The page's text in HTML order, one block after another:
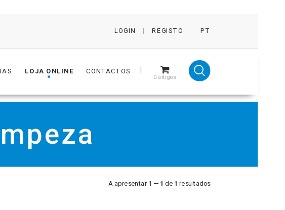
LOGIN | REGISTO PT
0 artigos
LOJA ONLINE CONTACTOS
A apresentar 1 — 1 de 1 resultados